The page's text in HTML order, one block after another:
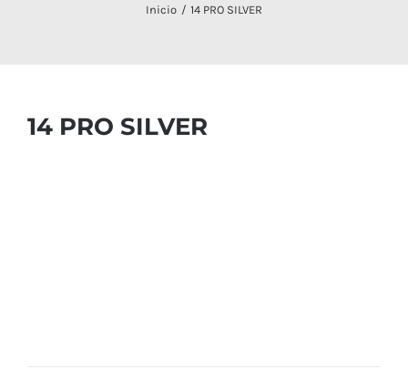
Inicio 14 PRO SILVER
14 PRO SILVER